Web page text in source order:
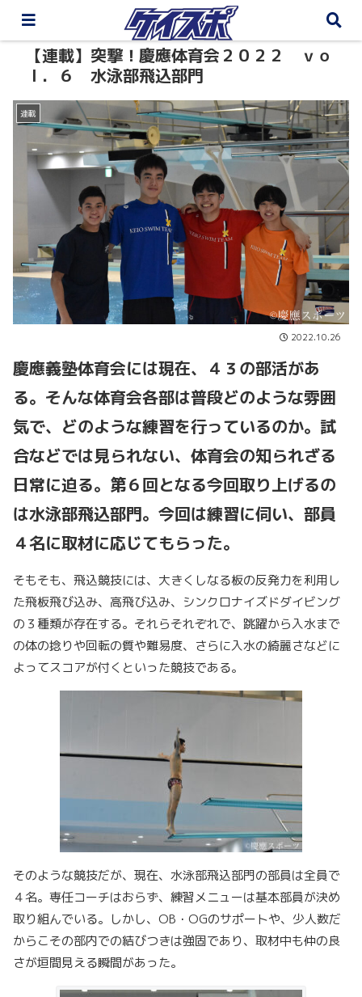
【連載】突撃！慶應体育会２０２２ ｖｏ
ｌ．６ 水泳部飛込部門
連載
2022.10.26
慶應義塾体育会には現在、４３の部活があ
る。そんな体育会各部は普段どのような雰囲
気で、どのような練習を行っているのか。試
合などでは見られない、体育会の知られざる
日常に迫る。第６回となる今回取り上げるの
は水泳部飛込部門。 今回は練習に伺い、部員
４名に取材に応じてもらった。
そもそも、飛込競技には、大きくしなる板の反発力を利用し
た飛板飛び込み、高飛び込み、シンクロナイズドダイビング
の３種類が存在する。それらそれぞれで、跳躍から入水まで
の体の捻りや回転の質や難易度、さらに入水の綺麗さなどに
よってスコアが付くといった競技である。
そのような競技だが、現在、水泳部飛込部門の部員は全員で
４名。専任コーチはおらず、練習メニューは基本部員が決め
取り組んでいる。しかし、OB・OGのサポートや、少人数だ
からこその部内での結びつきは強固であり、取材中も仲の良
さが垣間見える瞬間があった。